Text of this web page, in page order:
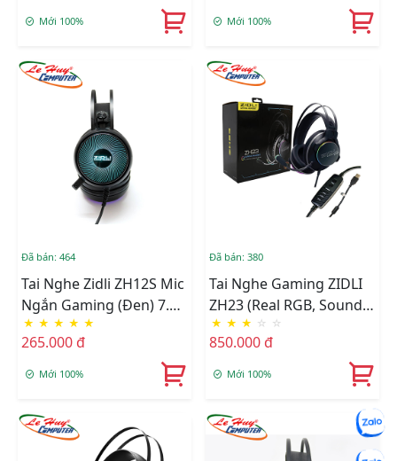
Mới 100% Mới 100%
Đã bán: 464
Tai Nghe Zidli ZH12S Mic
Ngắn Gaming (Đen) 7.1
USB
★ ★ ★ ★ ★
265.000 đ
Mới 100%
Đã bán: 380
Tai Nghe Gaming ZIDLI
ZH23 (Real RGB, Sound
7.1)
★ ★ ★ ☆ ☆
850.000 đ
Mới 100%